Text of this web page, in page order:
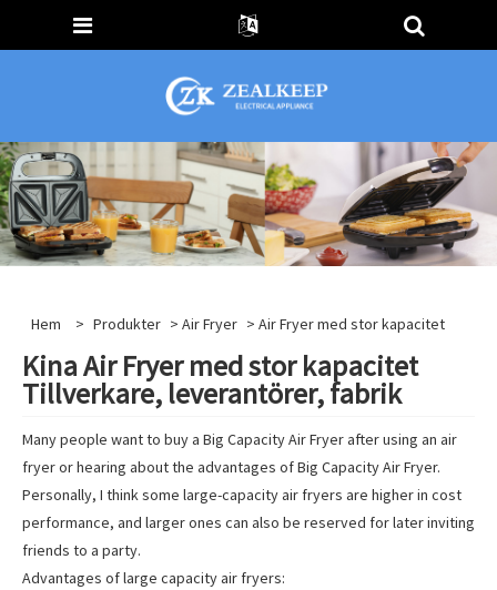
Hem > Produkter >Air Fryer > Air Fryer med stor kapacitet
Kina Air Fryer med stor kapacitet
Tillverkare, leverantörer, fabrik
Many people want to buy a Big Capacity Air Fryer after using an air
fryer or hearing about the advantages of Big Capacity Air Fryer.
Personally, I think some large-capacity air fryers are higher in cost
performance, and larger ones can also be reserved for later inviting
friends to a party.
Advantages of large capacity air fryers: